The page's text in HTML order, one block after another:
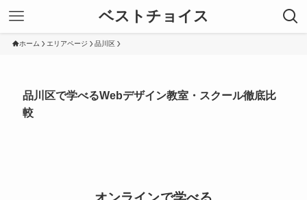
ベストチョイス
ホーム エリアページ 品川区
品川区で学べるWebデザイン教室・スクール徹底比
較